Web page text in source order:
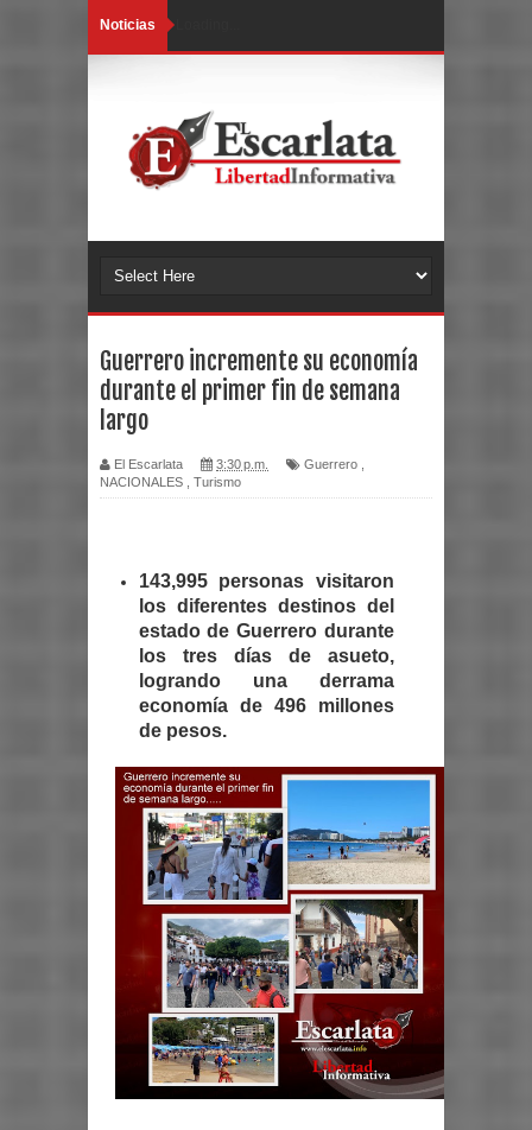
Noticias
Guerrero incremente su economía
durante el primer fin de semana
largo
El Escarlata 3:30 p.m. Guerrero
NACIONALES
Turismo
143,995 personas visitaron
los diferentes destinos del
estado de Guerrero durante
los tres días de asueto,
logrando una derrama
economía de 496 millones
de pesos.